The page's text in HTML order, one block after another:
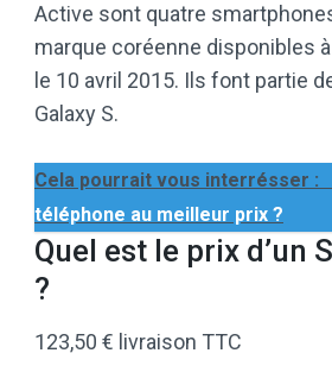
Active sont quatre
marque coréenne disponibles
le 10 avril 2015. Ils font partie
Galaxy S.
Cela pourrait vous interrésser :
téléphone au meilleur prix ?
Quel est le prix d’un
?
123,50 € livraison TTC